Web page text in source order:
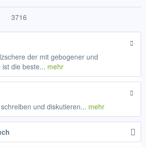
3716
der mit gebogener und
die beste... mehr
und diskutieren... mehr